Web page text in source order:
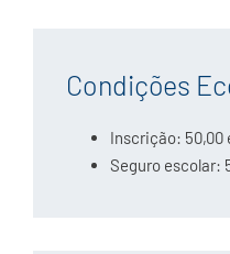
Condições
Inscrição: 50,00
Seguro escolar: